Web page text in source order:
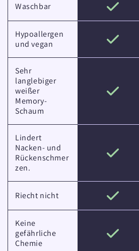
Waschbar
Hypoallergen
und vegan
Sehr
langlebiger
weißer
Memory-
Schaum
Lindert
Nacken- und
Rückenschmer
zen.
Riecht nicht
Keine
gefährliche
Chemie